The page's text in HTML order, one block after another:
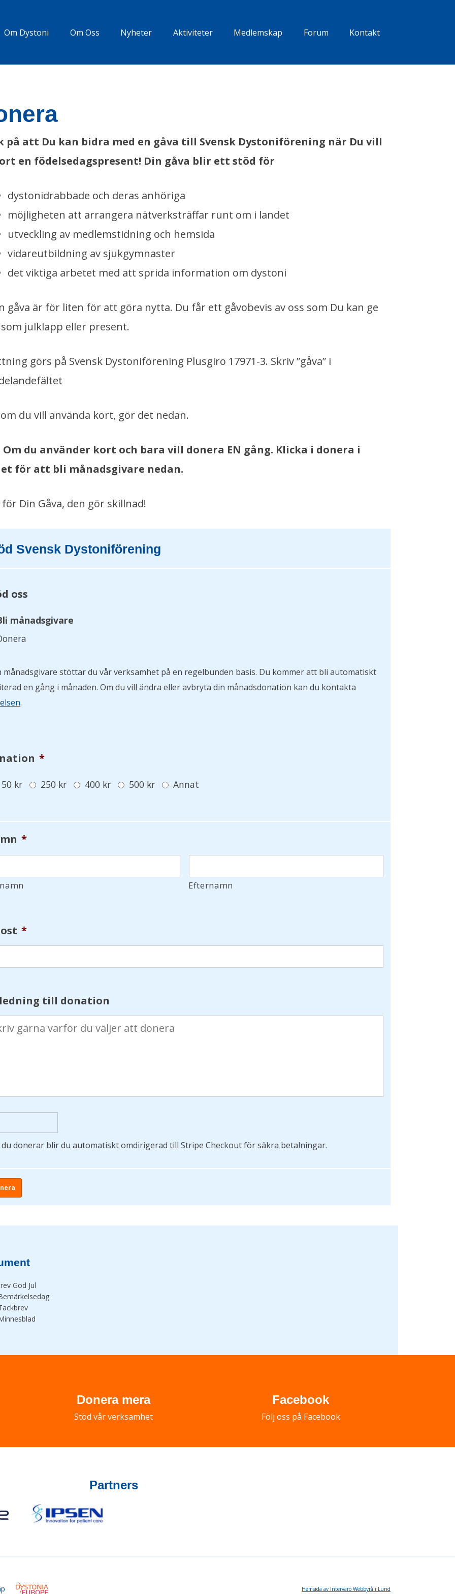
Om Dystoni Om Oss Nyheter Aktiviteter Medlemskap Forum Kontakt
på att Du kan bidra med en gåva till Svensk Dystoniförening när Du vill
en födelsedagspresent! Din gåva blir ett stöd för
dystonidrabbade och deras anhöriga
möjligheten att arrangera nätverksträffar runt om i landet
utveckling av medlemstidning och hemsida
vidareutbildning av sjukgymnaster
det viktiga arbetet med att sprida information om dystoni
gåva är för liten för att göra nytta. Du får ett gåvobevis av oss som Du kan ge
julklapp eller present.
görs på Svensk Dystoniförening Plusgiro 17971-3. Skriv ”gåva” i
du vill använda kort, gör det nedan.
Om du använder kort och bara vill donera EN gång. Klicka i donera i
för att bli månadsgivare nedan.
för Din Gåva, den gör skillnad!
Svensk Dystoniförening
oss
månadsgivare
månadsgivare stöttar du vår verksamhet på en regelbunden basis. Du kommer att bli automatiskt
en gång i månaden. Om du vill ändra eller avbryta din månadsdonation kan du kontakta
.
*
kr 250 kr 400 kr 500 kr Annat
*
Efternamn
*
till donation
donerar blir du automatiskt omdirigerad till Stripe Checkout för säkra betalningar.
God Jul
Donera mera
Stöd vår verksamhet
Facebook
Följ oss på Facebook
Partners
Hemsida av Intervaro Webbyrå i Lund